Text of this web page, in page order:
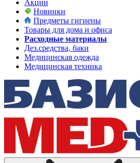
Акции
Новинки
Предметы гигиены
Товары для дома и офиса
Расходные материалы
Дез.средства, баки
Медицинская одежда
Медицинская техника